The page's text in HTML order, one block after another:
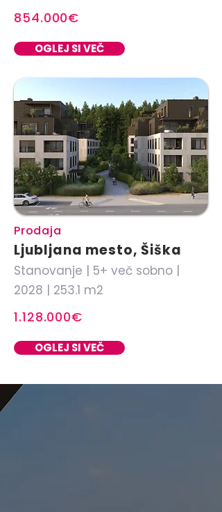
854.000€
OGLEJ SI VEČ
Prodaja
Ljubljana mesto, Šiška
Stanovanje | 5+ več sobno |
2028 | 253.1 m2
1.128.000€
OGLEJ SI VEČ